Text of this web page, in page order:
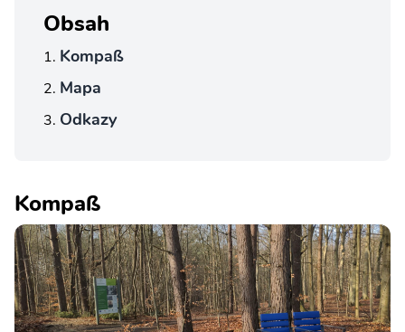
Obsah
Kompaß
Mapa
Odkazy
Kompaß